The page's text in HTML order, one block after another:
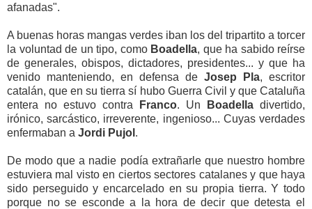
afanadas".
A buenas horas mangas verdes iban los del tripartito a torcer
la voluntad de un tipo, como Boadella, que ha sabido reírse
de generales, obispos, dictadores, presidentes... y que ha
venido manteniendo, en defensa de Josep Pla, escritor
catalán, que en su tierra sí hubo Guerra Civil y que Cataluña
entera no estuvo contra Franco. Un Boadella divertido,
irónico, sarcástico, irreverente, ingenioso... Cuyas verdades
enfermaban a Jordi Pujol .
De modo que a nadie podía extrañarle que nuestro hombre
estuviera mal visto en ciertos sectores catalanes y que haya
sido perseguido y encarcelado en su propia tierra. Y todo
porque no se esconde a la hora de decir que detesta el